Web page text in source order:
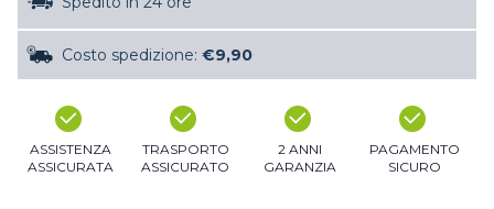
Costo spedizione: €9,90
ASSISTENZA
ASSICURATA
TRASPORTO
ASSICURATO
2 ANNI
GARANZIA
PAGAMENTO
SICURO